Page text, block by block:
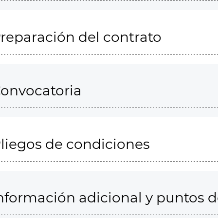
del contrato
de condiciones
adicional y puntos